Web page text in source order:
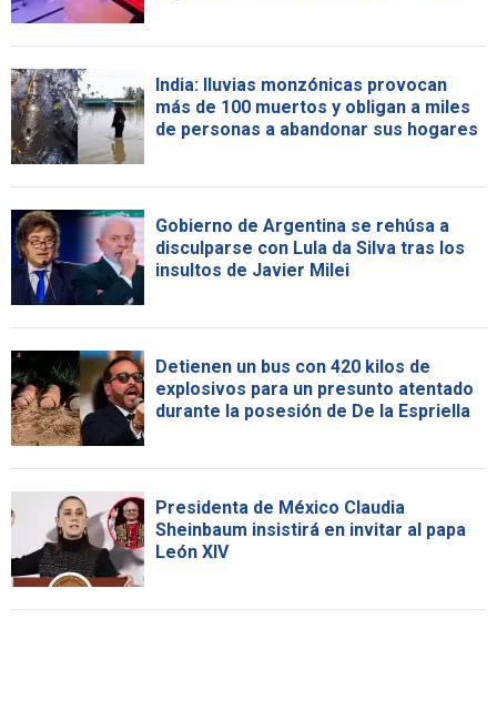
India: lluvias monzónicas provocan
más de 100 muertos y obligan a miles
de personas a abandonar sus hogares
Gobierno de Argentina se rehúsa a
disculparse con Lula da Silva tras los
insultos de Javier Milei
Detienen un bus con 420 kilos de
explosivos para un presunto atentado
durante la posesión de De la Espriella
Presidenta de México Claudia
Sheinbaum insistirá en invitar al papa
León XIV